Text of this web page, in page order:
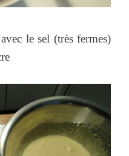
le sel (très fermes)